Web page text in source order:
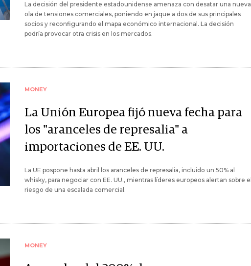
La decisión del presidente estadounidense amenaza con desatar una nueva
ola de tensiones comerciales, poniendo en jaque a dos de sus principales
socios y reconfigurando el mapa económico internacional. La decisión
podría provocar otra crisis en los mercados.
MONEY
La Unión Europea fijó nueva fecha para
los "aranceles de represalia" a
importaciones de EE. UU.
La UE pospone hasta abril los aranceles de represalia, incluido un 50% al
whisky, para negociar con EE. UU., mientras líderes europeos alertan sobre el
riesgo de una escalada comercial.
MONEY